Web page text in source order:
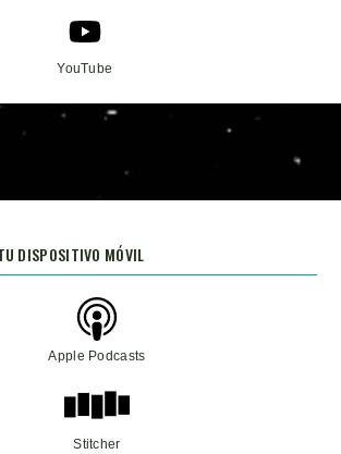
YouTube
DISPOSITIVO MÓVIL
Apple Podcasts
Stitcher